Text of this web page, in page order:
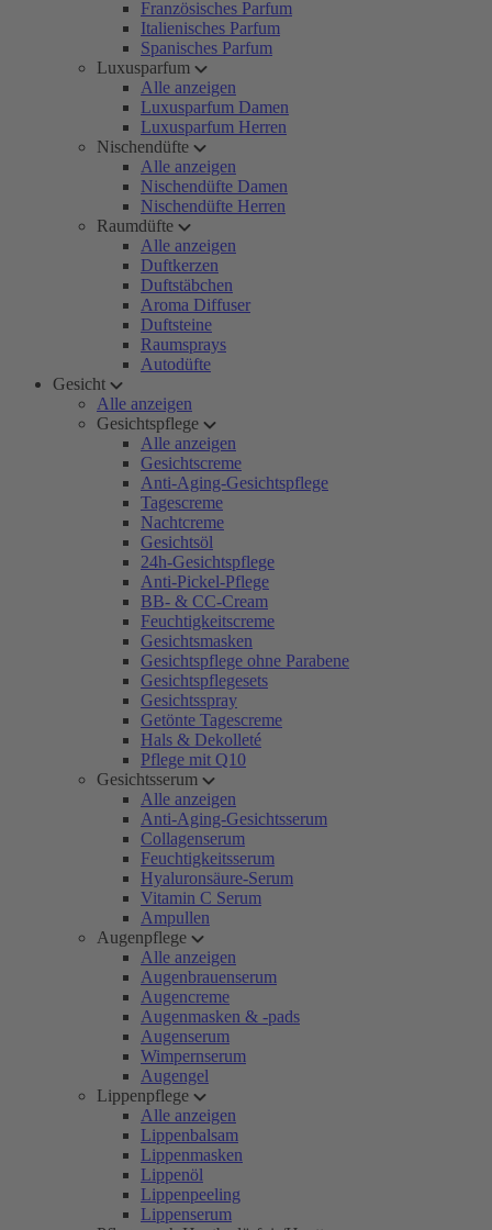
Französisches Parfum
Italienisches Parfum
Spanisches Parfum
Luxusparfum
Alle anzeigen
Luxusparfum Damen
Luxusparfum Herren
Nischendüfte
Alle anzeigen
Nischendüfte Damen
Nischendüfte Herren
Raumdüfte
Alle anzeigen
Duftkerzen
Duftstäbchen
Aroma Diffuser
Duftsteine
Raumsprays
Autodüfte
Gesicht
Alle anzeigen
Gesichtspflege
Alle anzeigen
Gesichtscreme
Anti-Aging-Gesichtspflege
Tagescreme
Nachtcreme
Gesichtsöl
24h-Gesichtspflege
Anti-Pickel-Pflege
BB- & CC-Cream
Feuchtigkeitscreme
Gesichtsmasken
Gesichtspflege ohne Parabene
Gesichtspflegesets
Gesichtsspray
Getönte Tagescreme
Hals & Dekolleté
Pflege mit Q10
Gesichtsserum
Alle anzeigen
Anti-Aging-Gesichtsserum
Collagenserum
Feuchtigkeitsserum
Hyaluronsäure-Serum
Vitamin C Serum
Ampullen
Augenpflege
Alle anzeigen
Augenbrauenserum
Augencreme
Augenmasken & -pads
Augenserum
Wimpernserum
Augengel
Lippenpflege
Alle anzeigen
Lippenbalsam
Lippenmasken
Lippenöl
Lippenpeeling
Lippenserum